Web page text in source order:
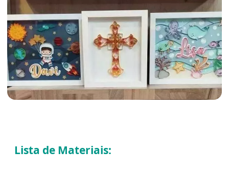
Lista de Materiais: